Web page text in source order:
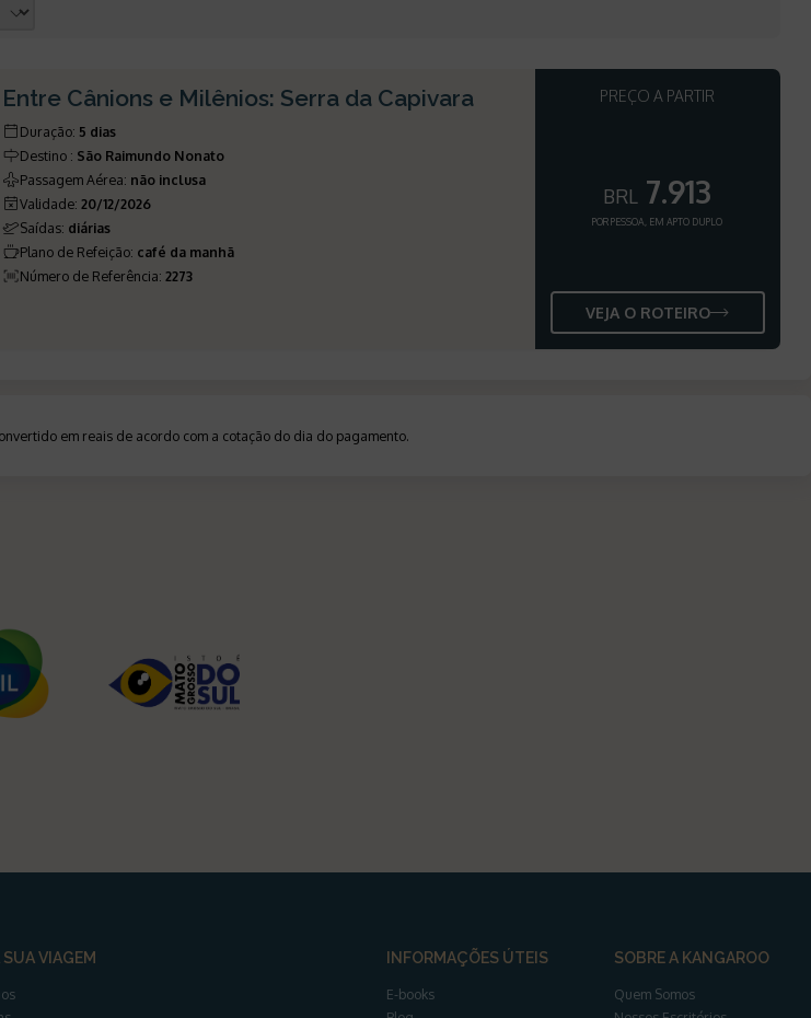
Entre Cânions e Milênios: Serra da Capivara
Duração: 5 dias
Destino : São Raimundo Nonato
Passagem Aérea: não inclusa
Validade:20/12/2026
Saídas: diárias
Plano de Refeição: café da manhã
Número de Referência:2273
PREÇO A PARTIR
BRL 7.913
POR PESSOA, EM APTO DUPLO
VEJA O ROTEIRO
em reais de acordo com a cotação do dia do pagamento.
SUA VIAGEM INFORMAÇÕES ÚTEIS
E-books
SOBRE A KANGAROO
Quem Somos